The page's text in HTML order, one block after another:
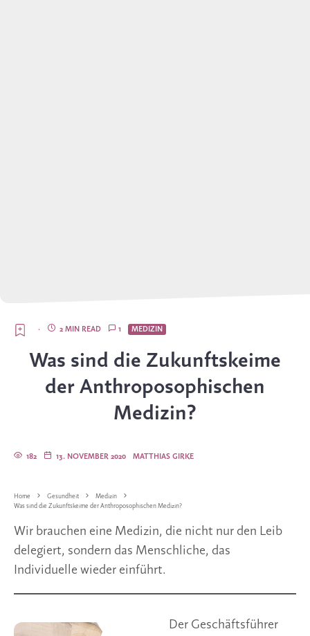
MEDIZIN
1
2 MIN READ
·
Was sind die Zukunftskeime
der Anthroposophischen
Medizin?
MATTHIAS GIRKE
13. NOVEMBER 2020
182
Home Gesundheit
Medizin
Was sind die Zukunftskeime der Anthroposophischen Medizin?
Wir brauchen eine Medizin, die nicht nur den Leib
delegiert, sondern das Menschliche, das
Individuelle wieder einführt.
Der Geschäftsführer